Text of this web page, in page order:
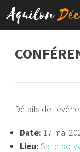
Aller
au
contenu
Détails de
Date: 17 mai
Lieu: Salle